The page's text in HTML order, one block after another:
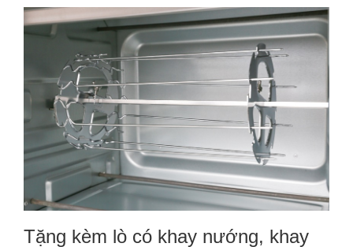
Tặng kèm lò có khay nướng, khay